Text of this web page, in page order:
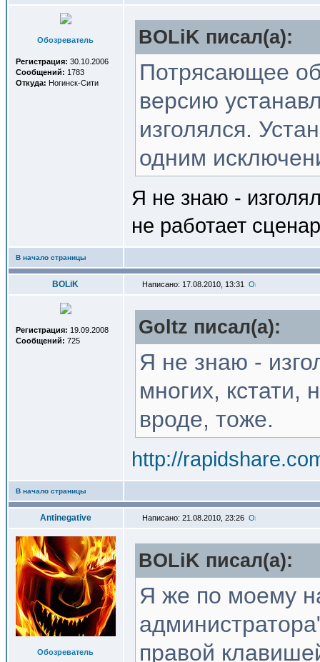
Обозреватель
Регистрация: 30.10.2006
Сообщений: 1783
Откуда: Ногинск-Сити
BOLiK писал(a):
Потрясающее
версию
изголялся.
одним
Я не знаю -
не работает
В начало страницы
BOLiK Написано: 17.08.2010, 13:31
Регистрация: 19.09.2008
Сообщений: 725
Goltz писал(a):
Я не знаю -
многих, кстати,
вроде, тоже.
http://
В начало страницы
Antinegative Написано: 21.08.2010, 23:26
Обозреватель
BOLiK писал(a):
Я же по моему
правой